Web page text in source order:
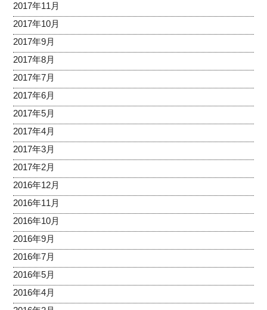
2017年11月
2017年10月
2017年9月
2017年8月
2017年7月
2017年6月
2017年5月
2017年4月
2017年3月
2017年2月
2016年12月
2016年11月
2016年10月
2016年9月
2016年7月
2016年5月
2016年4月